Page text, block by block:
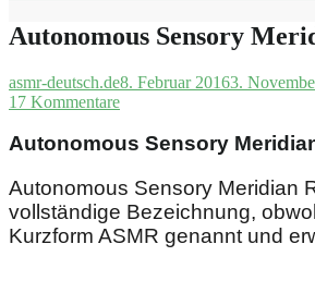
Autonomous Sensory
asmr-deutsch.de8. Februar 20163.
17 Kommentare
Autonomous Sensory
Autonomous Sensory Meridian
vollständige Bezeichnung,
Kurzform ASMR genannt und